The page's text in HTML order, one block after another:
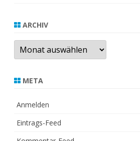
ARCHIV
Archiv
META
Anmelden
Eintrags-Feed